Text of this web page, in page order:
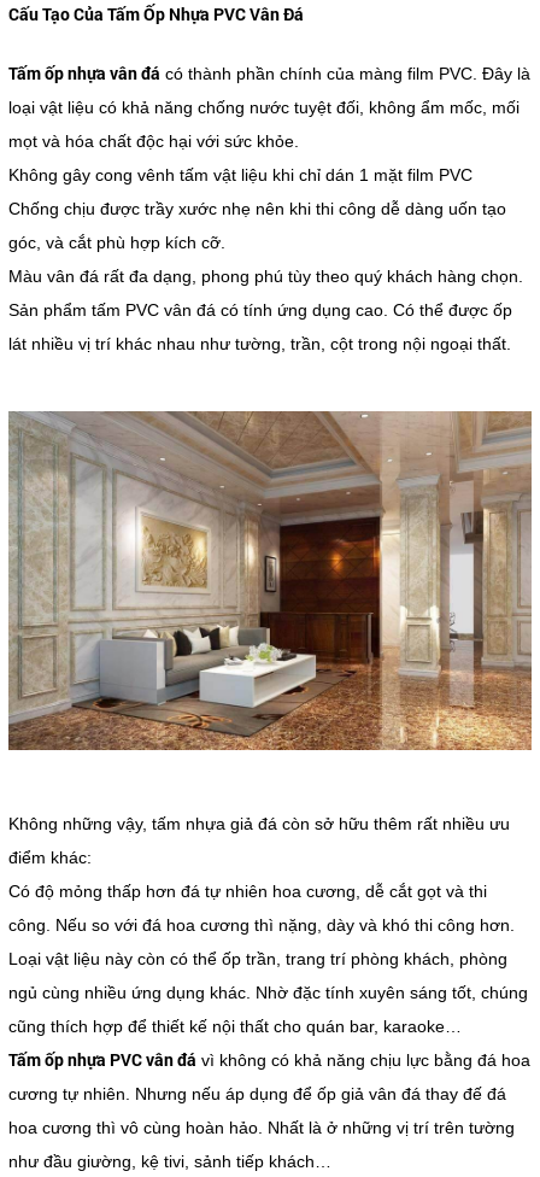
Cấu Tạo Của Tấm Ốp Nhựa PVC Vân Đá
Tấm ốp nhựa vân đá có thành phần chính của màng film PVC. Đây là
loại vật liệu có khả năng chống nước tuyệt đối, không ẩm mốc, mối
mọt và hóa chất độc hại với sức khỏe.
Không gây cong vênh tấm vật liệu khi chỉ dán 1 mặt film PVC
Chống chịu được trầy xước nhẹ nên khi thi công dễ dàng uốn tạo
góc, và cắt phù hợp kích cỡ.
Màu vân đá rất đa dạng, phong phú tùy theo quý khách hàng chọn.
Sản phẩm tấm PVC vân đá có tính ứng dụng cao. Có thể được ốp
lát nhiều vị trí khác nhau như tường, trần, cột trong nội ngoại thất.
Không những vậy, tấm nhựa giả đá còn sở hữu thêm rất nhiều ưu
điểm khác:
Có độ mỏng thấp hơn đá tự nhiên hoa cương, dễ cắt gọt và thi
công. Nếu so với đá hoa cương thì nặng, dày và khó thi công hơn.
Loại vật liệu này còn có thể ốp trần, trang trí phòng khách, phòng
ngủ cùng nhiều ứng dụng khác. Nhờ đặc tính xuyên sáng tốt, chúng
cũng thích hợp để thiết kế nội thất cho quán bar, karaoke…
Tấm ốp nhựa PVC vân đá vì không có khả năng chịu lực bằng đá hoa
cương tự nhiên. Nhưng nếu áp dụng để ốp giả vân đá thay đế đá
hoa cương thì vô cùng hoàn hảo. Nhất là ở những vị trí trên tường
như đầu giường, kệ tivi, sảnh tiếp khách…